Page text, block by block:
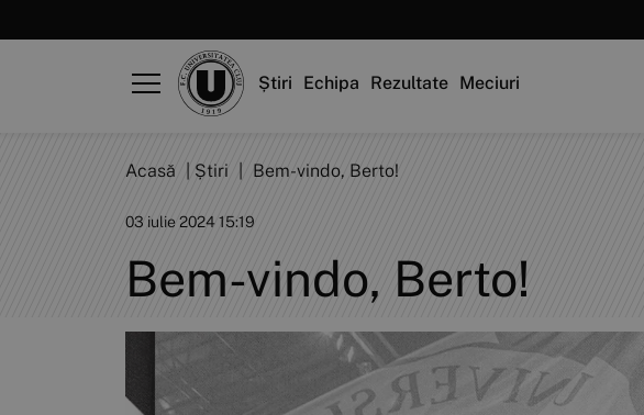
Știri Echipa Rezultate Meciuri
Acasă Știri Bem-vindo, Berto!
03 iulie 2024 15:19
Bem-vindo, Berto!